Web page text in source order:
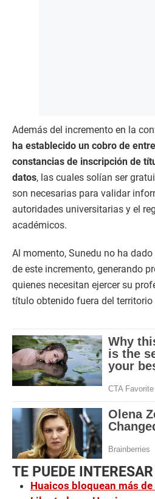
Además del incremento en la
ha establecido un cobro de
constancias de inscripción de
datos, las cuales solían ser
son necesarias para validar
autoridades universitarias y el
académicos.
Al momento, Sunedu no ha
de este incremento, generando
quienes necesitan ejercer su
título obtenido fuera del territorio
TE PUEDE INTERESAR
Huaicos bloquean más